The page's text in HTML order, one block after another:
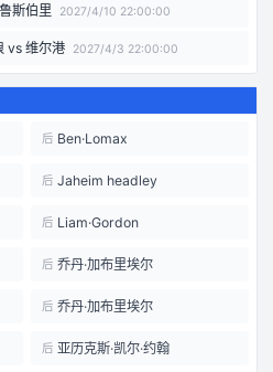
斯伯里 2027/4/10 22:00:00
vs 维尔港 2027/4/3 22:00:00
后 Ben·Lomax
后 Jaheim headley
后 Liam·Gordon
后 乔丹·加布里埃尔
后 乔丹·加布里埃尔
后 亚历克斯·凯尔·约翰